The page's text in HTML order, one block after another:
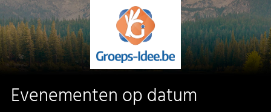
Evenementen op datum